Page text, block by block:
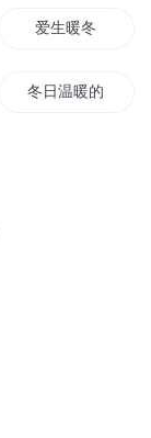
爱生暖冬
冬日温暖的阳光